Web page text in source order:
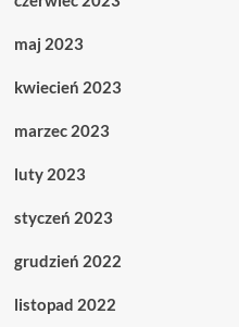
maj 2023
kwiecień 2023
marzec 2023
luty 2023
styczeń 2023
grudzień 2022
listopad 2022